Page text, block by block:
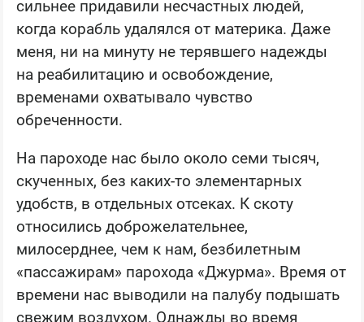
сильнее придавили несчастных людей,
когда корабль удалялся от материка. Даже
меня, ни на минуту не терявшего надежды
на реабилитацию и освобождение,
временами охватывало чувство
обреченности.
На пароходе нас было около семи тысяч,
скученных, без каких-то элементарных
удобств, в отдельных отсеках. К скоту
относились доброжелательнее,
милосерднее, чем к нам, безбилетным
«пассажирам» парохода «Джурма». Время от
времени нас выводили на палубу подышать
свежим воздухом. Однажды во время